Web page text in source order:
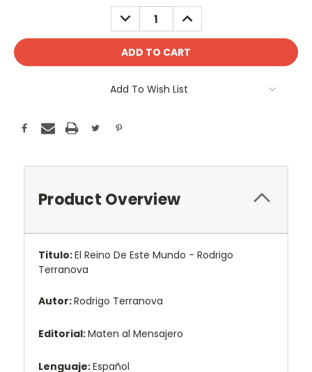
DECREASE
QUANTITY:
INCREASE
QUANTITY:
Add To Wish List
Product Overview
Titulo:El Reino De Este Mundo - Rodrigo
Terranova
Autor:Rodrigo Terranova
Editorial:Maten al Mensajero
Lenguaje:Español